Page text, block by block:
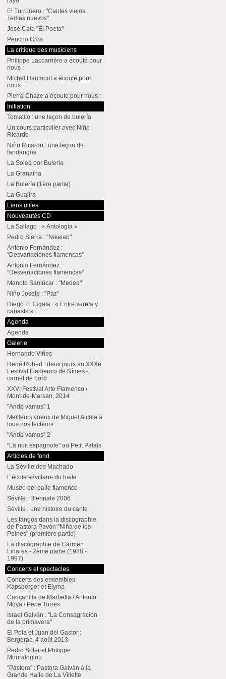
El Turronero : "Cantes viejos.
Temas nuevos"
José Cala "El Poeta"
Pencho Cros
La critique des musiciens
Philippe Laccarrière a écouté pour
nous :
Michel Haumont a écouté pour
nous :
Pierre Chaze a écouté pour nous :
Initiation
Tomatito : une leçon de bulería
Un cours particulier avec Niño
Ricardo
Niño Ricardo : une leçon de
fandangos
La Soleá por Bulería
La Granaína
La Bulería (1ère partie)
La Guajira
Liens utiles
Nouveautés CD
La Sallago : « Antología »
Pedro Sierra : "Nikelao"
Antonio Fernández :
"Desvariaciones flamencas"
Antonio Fernández :
"Desvariaciones flamencas"
Manolo Sanlúcar : "Medea"
Niño Josele : "Paz"
Diego El Cigala : « Entre vareta y
canasta »
Agenda
Agenda
Galerie
Hernando Viñes
René Robert : deux jours au XXXe
Festival Flamenco de Nîmes -
carnet de bord
XXVI Festival Arte Flamenco /
Mont-de-Marsan, 2014
"Ande vamos" 1
Meilleurs voeux de Miguel Alcala à
tous nos lecteurs
"Ande vamos" 2
"La nuit espagnole" au Petit Palais
Articles de fond
La Séville des Machado
L’école sévillane du baile
Museo del baile flamenco
Séville : Biennale 2006
Séville : une histoire du cante
Les tangos dans la discographie
de Pastora Pavón "Niña de los
Peines" (première partie)
La discographie de Carmen
Linares - 2ème partie (1988 -
1997)
Concerts et spectacles
Concerts des ensembles
Kapsberger et Elyma
Cancanilla de Marbella / Antonio
Moya / Pepe Torres
Israel Galván : "La Consagración
de la primavera"
El Pola et Juan del Gastor :
Bergerac, 4 août 2013
Pedro Soler et Philippe
Mouratoglou
"Pastora" : Pastora Galván à la
Grande Halle de La Villette